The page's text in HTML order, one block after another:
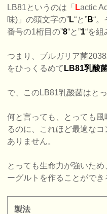
LB81というのは「 Lactic
味)」の頭文字の”L“と”B“
番号の1桁目の”8“と”1“を組
つまり、ブルガリア菌
をひっくるめて LB81乳酸
で、このLB81乳酸菌はと
何と言っても、とっても
るのに、これほど最適な
ありません。
とっても生命力が強いた
ーグルトを作ることができ
製法